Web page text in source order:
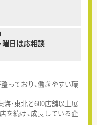
曜日は応相談
っており、働きやすい環
海･東北と600店舗以上展
を続け、成長している企